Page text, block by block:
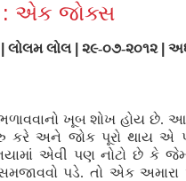
એક જોક્સ
લોલમ લોલ | ૨૯-૦૭-૨૦૧૨
ખૂબ શોખ હોય છે.
કરે અને જોક પૂરો થાય એ
એવી પણ નોટો છે કે
પડે. તો એક અમારા